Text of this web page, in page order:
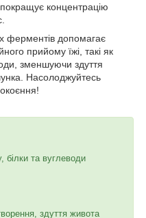
концентрацію
ферментів допомагає
прийому їжі, такі як
зменшуючи здуття
Насолоджуйтесь
білки та вуглеводи
здуття живота